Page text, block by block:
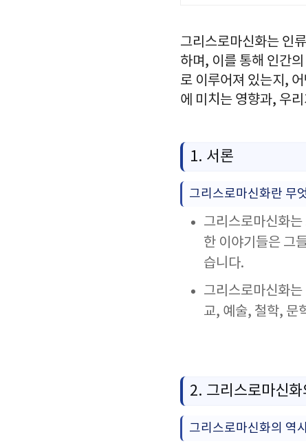
그리스로마신화는 인
하며, 이를 통해 인간
로 이루어져 있는지,
에 미치는 영향과, 우
1. 서론
그리스로마신화란 무
그리스로마신화
한 이야기들은 그
습니다.
그리스로마신화
교, 예술, 철학, 문
2. 그리스로마신화
그리스로마신화의 역